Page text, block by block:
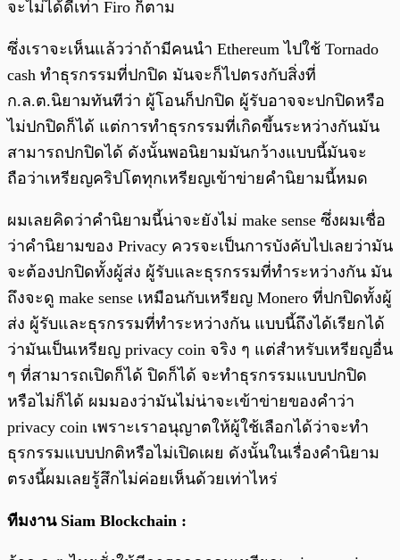
จะไม่ได้ดีเท่า Firo ก็ตาม
ซึ่งเราจะเห็นแล้วว่าถ้ามีคนนำ Ethereum ไปใช้ Tornado
cash ทำธุรกรรมที่ปกปิด มันจะก็ไปตรงกับสิ่งที่
ก.ล.ต.นิยามทันทีว่า ผู้โอนก็ปกปิด ผู้รับอาจจะปกปิดหรือ
ไม่ปกปิดก็ได้ แต่การทำธุรกรรมที่เกิดขึ้นระหว่างกันมัน
สามารถปกปิดได้ ดังนั้นพอนิยามมันกว้างแบบนี้มันจะ
ถือว่าเหรียญคริปโตทุกเหรียญเข้าข่ายคำนิยามนี้หมด
ผมเลยคิดว่าคำนิยามนี้น่าจะยังไม่ make sense ซึ่งผมเชื่อ
ว่าคำนิยามของ Privacy ควรจะเป็นการบังคับไปเลยว่ามัน
จะต้องปกปิดทั้งผู้ส่ง ผู้รับและธุรกรรมที่ทำระหว่างกัน มัน
ถึงจะดู make sense เหมือนกับเหรียญ Monero ที่ปกปิดทั้งผู้
ส่ง ผู้รับและธุรกรรมที่ทำระหว่างกัน แบบนี้ถึงได้เรียกได้
ว่ามันเป็นเหรียญ privacy coin จริง ๆ แต่สำหรับเหรียญอื่น
ๆ ที่สามารถเปิดก็ได้ ปิดก็ได้ จะทำธุรกรรมแบบปกปิด
หรือไม่ก็ได้ ผมมองว่ามันไม่น่าจะเข้าข่ายของคำว่า
privacy coin เพราะเราอนุญาตให้ผู้ใช้เลือกได้ว่าจะทำ
ธุรกรรมแบบปกติหรือไม่เปิดเผย ดังนั้นในเรื่องคำนิยาม
ตรงนี้ผมเลยรู้สึกไม่ค่อยเห็นด้วยเท่าไหร่
ทีมงาน Siam Blockchain :